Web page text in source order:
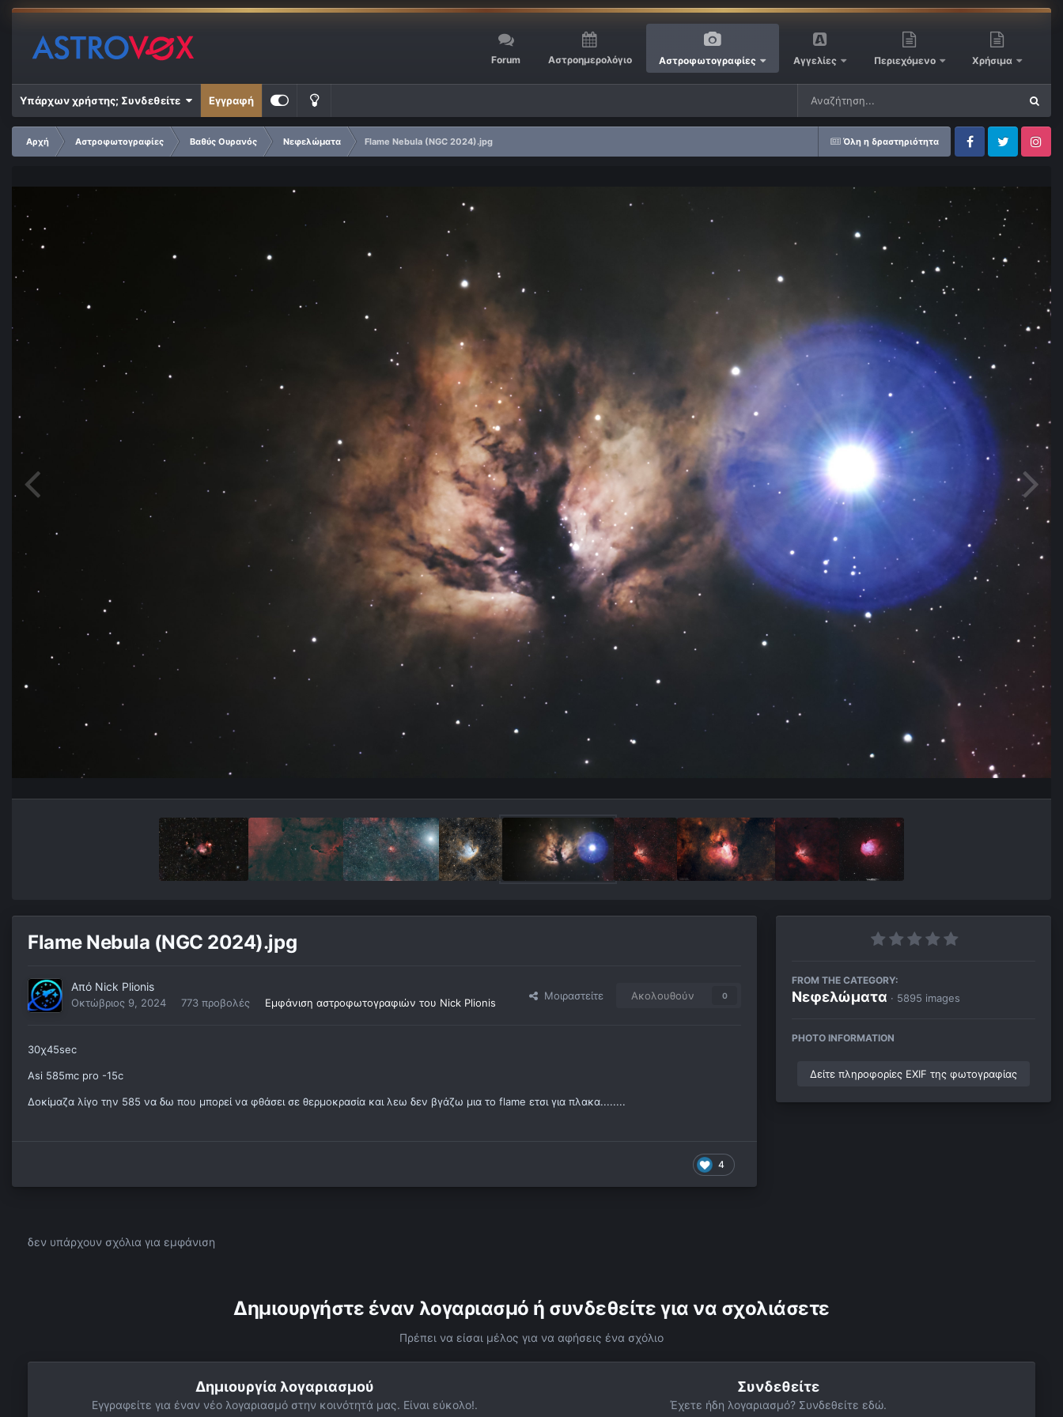
Forum Αστροημερολόγιο Αστροφωτογραφίες Αγγελίες Περιεχόμενο Χρήσιμα
Υπάρχων χρήστης; Συνδεθείτε Εγγραφή
Όλη η δραστηριότητα
Αρχή Αστροφωτογραφίες Βαθύς Ουρανός Νεφελώματα
Flame Nebula (NGC 2024).jpg
FacebookTwitter Instagram
Flame Nebula (NGC 2024).jpg
Από Nick Plionis
Οκτώβριος 9, 2024 773 προβολές Εμφάνιση αστροφωτογραφιών του Nick Plionis
Μοιραστείτε Ακολουθούν 0
30χ45sec
Asi 585mc pro -15c
Δοκίμαζα λίγο την 585 να δω που μπορεί να φθάσει σε θερμοκρασία και λεω δεν βγάζω μια το flame ετσι για πλακα........
4
FROM THE CATEGORY:
Νεφελώματα · 5895 images
PHOTO INFORMATION
Δείτε πληροφορίες EXIF της φωτογραφίας
δεν υπάρχουν σχόλια για εμφάνιση
Δημιουργήστε έναν λογαριασμό ή συνδεθείτε για να σχολιάσετε
Πρέπει να είσαι μέλος για να αφήσεις ένα σχόλιο
Δημιουργία λογαριασμού
Εγγραφείτε για έναν νέο λογαριασμό στην κοινότητά μας. Είναι εύκολο!.
Συνδεθείτε
Έχετε ήδη λογαριασμό? Συνδεθείτε εδώ.